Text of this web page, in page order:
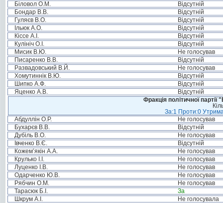
Біловол О.М.
Відсутній
Бондар В.В.
Відсутній
Гуляєв В.О.
Відсутній
Ільюк А.О.
Відсутній
Кіссе А.І.
Відсутній
Кулініч О.І.
Відсутній
Мисик В.Ю.
Не голосував
Писаренко В.В.
Відсутній
Развадовський В.Й.
Не голосував
Хомутиннік В.Ю.
Відсутній
Шипко А.Ф.
Відсутній
Яценко А.В.
Відсутній
Фракція політичної
За:1 Проти:0
Абдуллін О.Р.
Не голосував
Бухарєв В.В.
Відсутній
Дубіль В.О.
Не голосував
Івченко В.Є.
Відсутній
Кожем’якін А.А.
Не голосував
Крулько І.І.
Не голосував
Луценко І.В.
Не голосував
Одарченко Ю.В.
Не голосував
Рябчин О.М.
Не голосував
Тарасюк Б.І.
За
Шкрум А.І.
Не голосувала